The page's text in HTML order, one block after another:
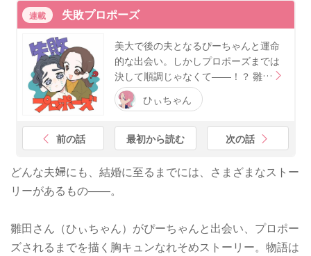
連載 失敗プロポーズ
美大で後の夫となるぴーちゃんと運命
的な出会い。しかしプロポーズまでは
決して順調じゃなくて――！？ 雛…
ひぃちゃん
前の話 最初から読む 次の話
どんな夫婦にも、結婚に至るまでには、さまざまなストー
リーがあるもの――。
雛田さん（ひぃちゃん）がぴーちゃんと出会い、プロポー
ズされるまでを描く胸キュンなれそめストーリー。物語は